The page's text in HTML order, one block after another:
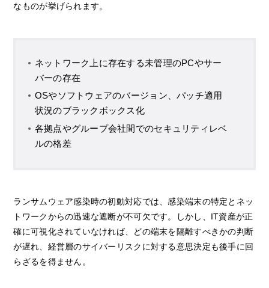
なものが挙げられます。
ネットワーク上に存在する未管理のPCやサー
バーの存在
OSやソフトウェアのバージョン、パッチ適用
状況のブラックボックス化
各拠点やグループ会社間でのセキュリティレベ
ルの格差
ランサムウェア感染時の初動対応では、感染端末の特定とネッ
トワークからの迅速な遮断が不可欠です。しかし、IT資産が正
確に可視化されていなければ、どの端末を隔離すべきかの判断
が遅れ、経営層のサイバーリスクに対する意思決定も後手に回
らざるを得ません。